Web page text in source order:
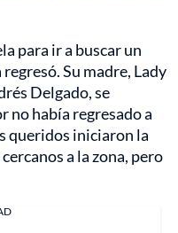
para ir a buscar un
Su madre, Lady
Delgado, se
no había regresado a
queridos iniciaron la
a la zona, pero